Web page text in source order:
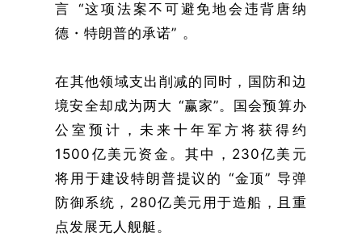
言 “这项法案不可避免地会违背唐纳
德・特朗普的承诺” 。
在其他领域支出削减的同时，国防和边
境安全却成为两大 “赢家”。国会预算办
公室预计，未来十年军方将获得约
1500亿美元资金。其中，230亿美元
将用于建设特朗普提议的 “金顶” 导弹
防御系统，280亿美元用于造船，且重
点发展无人舰艇。